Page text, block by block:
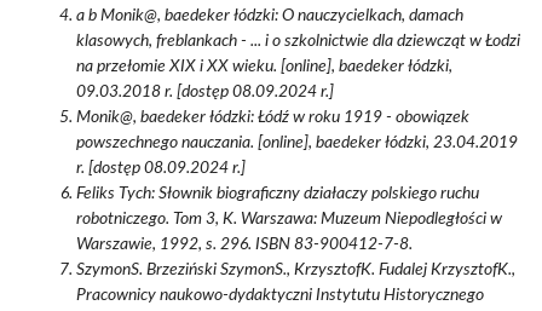
a b Monik@, baedeker łódzki: O nauczycielkach, damach
klasowych, freblankach - ... i o szkolnictwie dla dziewcząt w Łodzi
na przełomie XIX i XX wieku. [online], baedeker łódzki,
09.03.2018 r. [dostęp 08.09.2024 r.]
Monik@, baedeker łódzki: Łódź w roku 1919 - obowiązek
powszechnego nauczania. [online], baedeker łódzki, 23.04.2019
r. [dostęp 08.09.2024 r.]
Feliks Tych: Słownik biograficzny działaczy polskiego ruchu
robotniczego. Tom 3, K. Warszawa: Muzeum Niepodległości w
Warszawie, 1992, s. 296. ISBN 83-900412-7-8.
SzymonS. Brzeziński SzymonS., KrzysztofK. Fudalej KrzysztofK.,
Pracownicy naukowo-dydaktyczni Instytutu Historycznego